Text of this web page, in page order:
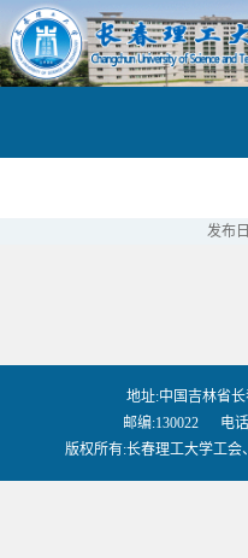
发布
地址:中国吉林省
邮编:130022 电话
版权所有:长春理工大学工